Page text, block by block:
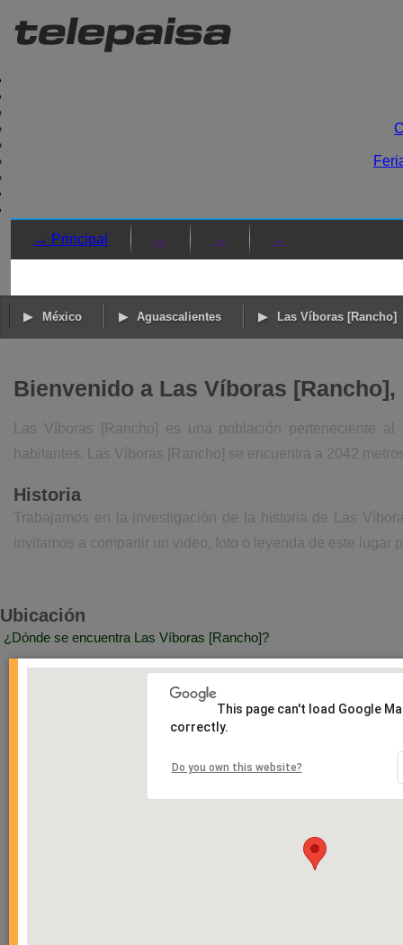
→ Principal → → →
México Aguascalientes Las Víboras [Rancho]
Bienvenido a Las Víboras
Las Víboras [Rancho] es una población perteneciente
habitantes. Las Víboras [Rancho] se encuentra a 2042
Historia
Trabajamos en la investigación de la historia de Las
invitamos a compartir un video, foto o leyenda de este lugar
Ubicación
¿Dónde se encuentra Las Víboras [Rancho]?
This page can't load Google
correctly.
Do you own this website?